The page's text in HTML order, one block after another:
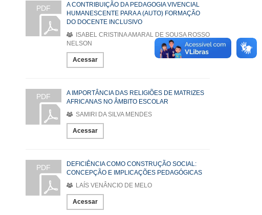
PDF
A CONTRIBUIÇÃO DA PEDAGOGIA VIVENCIAL
HUMANESCENTE PARA A (AUTO) FORMAÇÃO
DO DOCENTE INCLUSIVO
ISABEL CRISTINA AMARAL DE SOUSA ROSSO
NELSON
Acessar
PDF
A IMPORTÂNCIA DAS RELIGIÕES DE MATRIZES
AFRICANAS NO ÂMBITO ESCOLAR
SAMIRI DA SILVA MENDES
Acessar
PDF
DEFICIÊNCIA COMO CONSTRUÇÃO SOCIAL:
CONCEPÇÃO E IMPLICAÇÕES PEDAGÓGICAS
LAÍS VENÂNCIO DE MELO
Acessar